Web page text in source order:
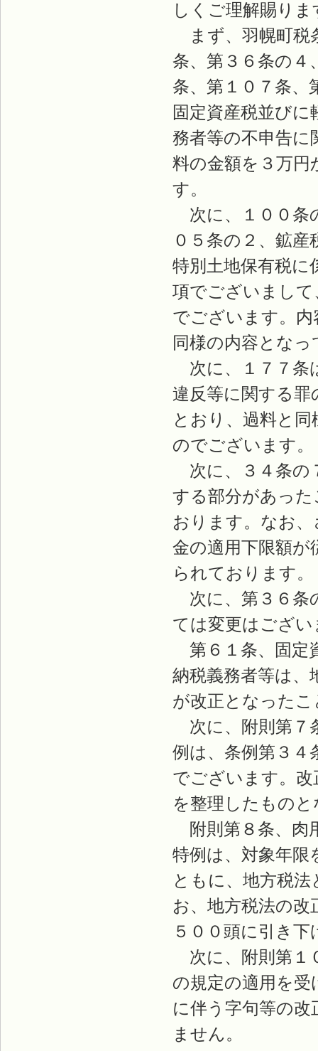
しくご理解賜り
まず、羽幌町税
条、第３６条の４
条、第１０７条、
固定資産税並び
務者等の不申告
料の金額を３万
す。
次に、１００条
０５条の２、鉱
特別土地保有税に
項でございまし
でございます。
同様の内容とな
次に、１７７条
違反等に関する
とおり、過料と
のでございます。
次に、３４条の
する部分があっ
おります。なお
金の適用下限額が
られております。
次に、第３６条
ては変更はござ
第６１条、固定
納税義務者等は、
が改正となった
次に、附則第７
例は、条例第３４
でございます。改
を整理したもの
附則第８条、肉
特例は、対象年限
ともに、地方税
お、地方税法の
５００頭に引き
次に、附則第１
の規定の適用を
に伴う字句等の
ません。